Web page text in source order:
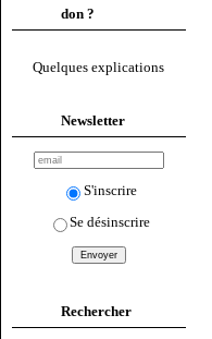
don ?
Quelques explications
Newsletter
S'inscrire
Se désinscrire
Rechercher